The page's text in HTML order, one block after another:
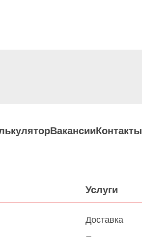
ВакансииКонтакты
Услуги
Доставка